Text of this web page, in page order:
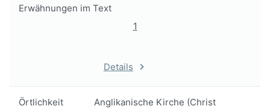
Erwähnungen im Text
1
Details
Örtlichkeit
Anglikanische Kirche (Christ